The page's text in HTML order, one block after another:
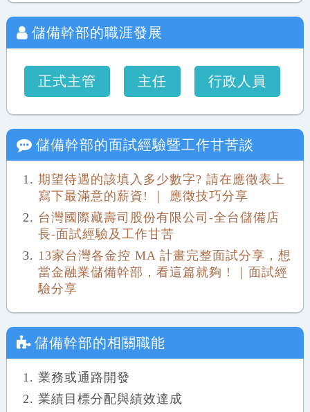
儲備幹部的職涯發展
正式主管 主任 行政人員
儲備幹部的面試經驗暨工作甘苦談
期望待遇的該填入多少數字? 請在應徵表上
寫下最滿意的薪資! ｜ 應徵技巧分享
台灣國際藏壽司股份有限公司-全台儲備店
長-面試經驗及工作甘苦
13家台灣各金控 MA 計畫完整面試分享，想
當金融業儲備幹部，看這篇就夠 ! ｜面試經
驗分享
儲備幹部的相關職能
業務或通路開發
業績目標分配與績效達成